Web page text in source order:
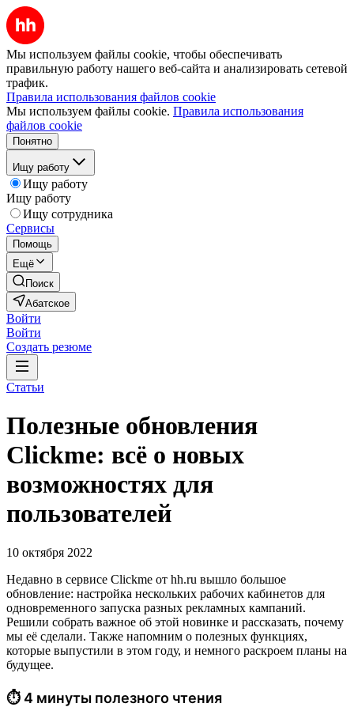
Мы используем файлы cookie, чтобы обеспечивать
правильную работу нашего веб-сайта и анализировать сетевой
трафик.
Правила использования файлов cookie
Мы используем файлы cookie. Правила использования
файлов cookie
Понятно
Ищу работу
Ищу работу
Ищу работу
Ищу сотрудника
Сервисы
Помощь
Ещё
Поиск
Абатское
Войти
Войти
Создать резюме
Статьи
Полезные обновления
Clickme: всё о новых
возможностях для
пользователей
10 октября 2022
Недавно в сервисе Clickme от hh.ru вышло большое
обновление: настройка нескольких рабочих кабинетов для
одновременного запуска разных рекламных кампаний.
Решили собрать важное об этой новинке и рассказать, почему
мы её сделали. Также напомним о полезных функциях,
которые выпустили в этом году, и немного раскроем планы на
будущее.
⏱ 4 минуты полезного чтения